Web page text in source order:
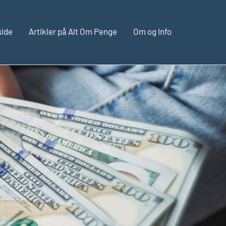
Artikler på Alt Om Penge Om og Info